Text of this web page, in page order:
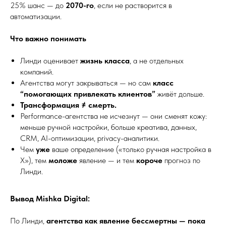
25% шанс — до 2070-го, если не растворится в
автоматизации.
Что важно понимать
Линди оценивает жизнь класса, а не отдельных
компаний.
Агентства могут закрываться — но сам класс
“помогающих привлекать клиентов” живёт дольше.
Трансформация ≠ смерть.
Performance-агентства не исчезнут — они сменят кожу:
меньше ручной настройки, больше креатива, данных,
CRM, AI-оптимизации, privacy-аналитики.
Чем уже ваше определение («только ручная настройка в
X»), тем моложе явление — и тем короче прогноз по
Линди.
Вывод Mishka Digital:
По Линди, агентства как явление бессмертны — пока